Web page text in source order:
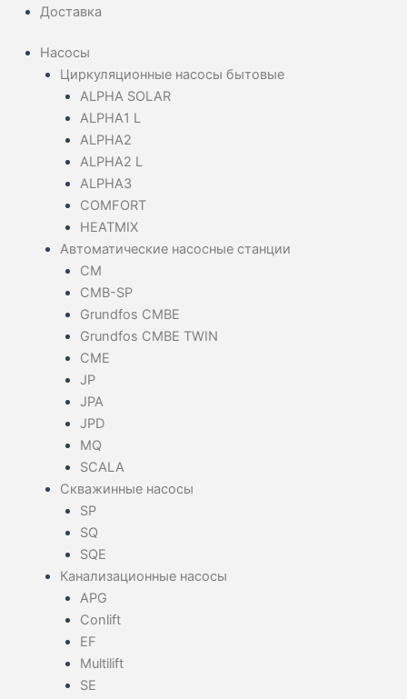
Доставка
Насосы
Циркуляционные насосы бытовые
ALPHA SOLAR
ALPHA1 L
ALPHA2
ALPHA2 L
ALPHA3
COMFORT
HEATMIX
Автоматические насосные станции
CM
CMB-SP
Grundfos CMBE
Grundfos CMBE TWIN
CME
JP
JPA
JPD
MQ
SCALA
Скважинные насосы
SP
SQ
SQE
Канализационные насосы
APG
Conlift
EF
Multilift
SE